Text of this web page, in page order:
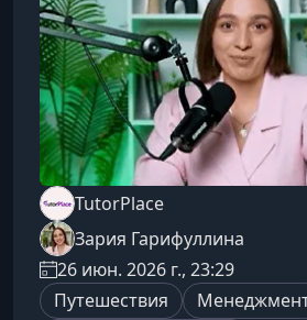
TutorPlace
Зария Гарифуллина
26 июн. 2026 г., 23:29
Путешествия